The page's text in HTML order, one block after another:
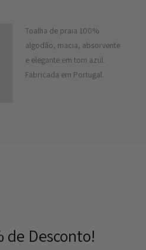
Toalha de praia 100%
algodão, macia, absorvente
e elegante em tom azul.
Fabricada em Portugal.
de Desconto!